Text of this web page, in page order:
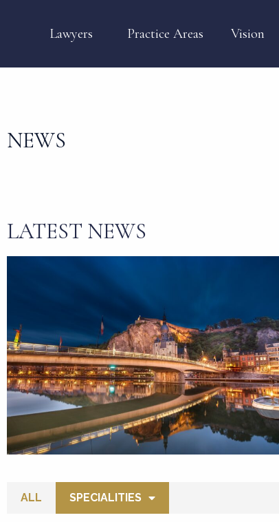
Lawyers Practice Areas Vision
NEWS
LATEST NEWS
ALL SPECIALITIES